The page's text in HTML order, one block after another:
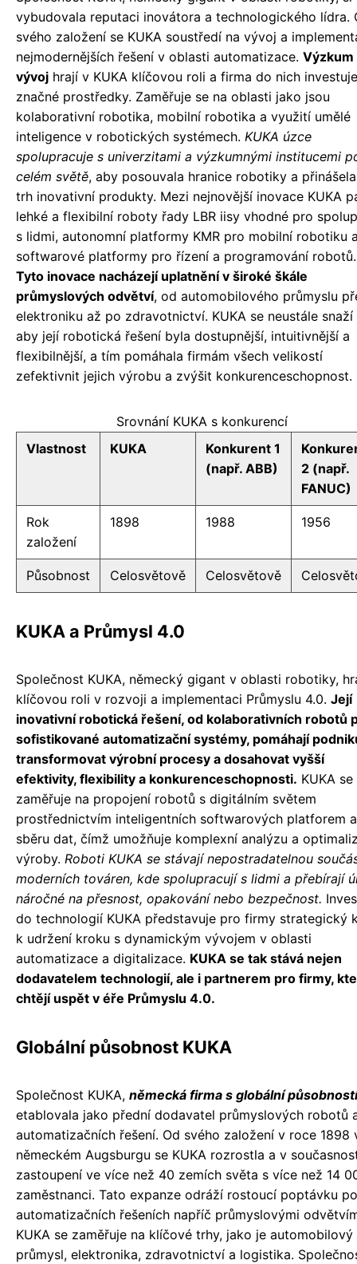
vybudovala reputaci inovátora a technologického lídra.
svého založení se KUKA soustředí na vývoj a
nejmodernějších řešení v oblasti automatizace. Výzkum
vývoj hrají v KUKA klíčovou roli a firma do nich investuje
značné prostředky. Zaměřuje se na oblasti jako jsou
kolaborativní robotika, mobilní robotika a využití umělé
inteligence v robotických systémech. KUKA úzce
spolupracuje s univerzitami a výzkumnými institucemi
celém světě, aby posouvala hranice robotiky a
trh inovativní produkty. Mezi nejnovější inovace KUKA
lehké a flexibilní roboty řady LBR iisy vhodné pro
s lidmi, autonomní platformy KMR pro mobilní robotiku
softwarové platformy pro řízení a programování robotů.
Tyto inovace nacházejí uplatnění v široké škále
průmyslových odvětví, od automobilového průmyslu
elektroniku až po zdravotnictví. KUKA se neustále
aby její robotická řešení byla dostupnější, intuitivnější a
flexibilnější, a tím pomáhala firmám všech velikostí
zefektivnit jejich výrobu a zvýšit konkurenceschopnost.
Srovnání KUKA s konkurencí
Vlastnost
KUKA
Konkurent 1
(např. ABB)
2 (např.
FANUC)
Rok
založení
1898 1988 1956
Působnost Celosvětově Celosvětově
KUKA a Průmysl 4.0
Společnost KUKA, německý gigant v oblasti robotiky,
klíčovou roli v rozvoji a implementaci Průmyslu 4.0. Její
inovativní robotická řešení, od kolaborativních robotů
sofistikované automatizační systémy, pomáhají
transformovat výrobní procesy a dosahovat vyšší
efektivity, flexibility a konkurenceschopnosti. KUKA se
zaměřuje na propojení robotů s digitálním světem
prostřednictvím inteligentních softwarových platforem a
sběru dat, čímž umožňuje komplexní analýzu a
výroby. Roboti KUKA se stávají nepostradatelnou
moderních továren, kde spolupracují s lidmi a přebírají
náročné na přesnost, opakování nebo bezpečnost.
do technologií KUKA představuje pro firmy strategický
k udržení kroku s dynamickým vývojem v oblasti
automatizace a digitalizace. KUKA se tak stává nejen
dodavatelem technologií, ale i partnerem pro firmy,
chtějí uspět v éře Průmyslu 4.0.
Globální působnost KUKA
Společnost KUKA, německá firma s globální působností
etablovala jako přední dodavatel průmyslových robotů
automatizačních řešení. Od svého založení v roce 1898
německém Augsburgu se KUKA rozrostla a v
zastoupení ve více než 40 zemích světa s více než 14
zaměstnanci. Tato expanze odráží rostoucí poptávku po
automatizačních řešeních napříč průmyslovými
KUKA se zaměřuje na klíčové trhy, jako je automobilový
průmysl, elektronika, zdravotnictví a logistika.